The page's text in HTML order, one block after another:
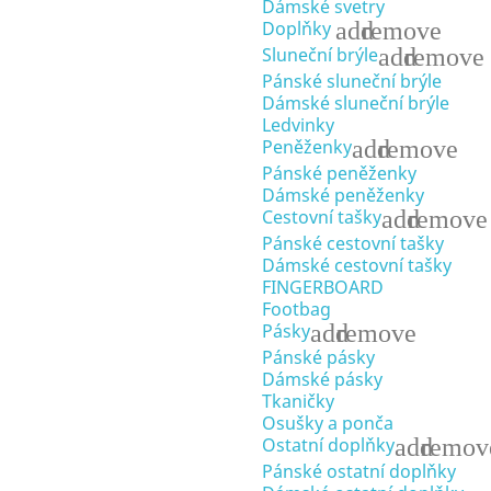
Dámské svetry
Doplňky addremove
Sluneční brýleaddremove
Pánské sluneční brýle
Dámské sluneční brýle
Ledvinky
Peněženkyaddremove
Pánské peněženky
Dámské peněženky
Cestovní taškyaddremove
Pánské cestovní tašky
Dámské cestovní tašky
FINGERBOARD
Footbag
Páskyaddremove
Pánské pásky
Dámské pásky
Tkaničky
Osušky a ponča
Ostatní doplňkyadd
Pánské ostatní doplňky